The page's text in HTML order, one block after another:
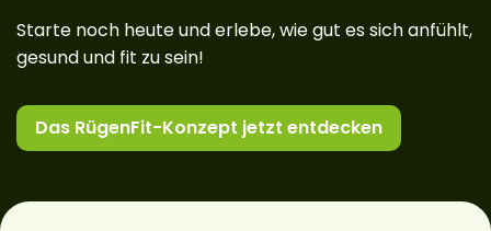
Starte noch heute und erlebe, wie gut es sich anfühlt,
gesund und fit zu sein!
Das RügenFit-Konzept jetzt entdecken